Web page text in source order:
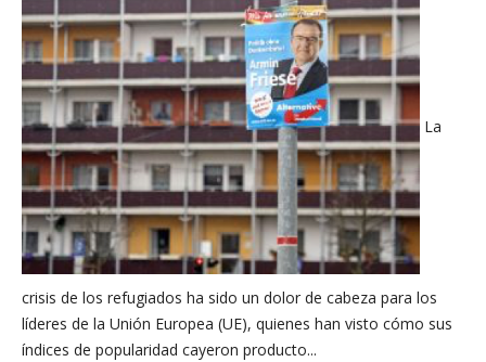
La
crisis de los refugiados ha sido un dolor de cabeza para los
líderes de la Unión Europea (UE), quienes han visto cómo sus
índices de popularidad cayeron producto...